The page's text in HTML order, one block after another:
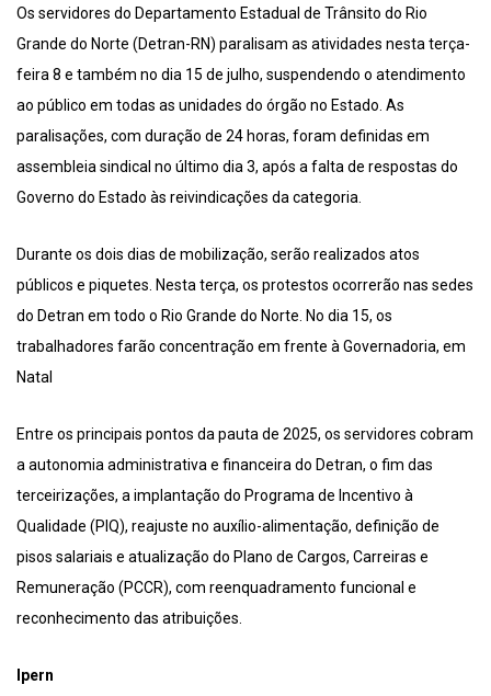
Os servidores do Departamento Estadual de Trânsito do Rio
Grande do Norte (Detran-RN) paralisam as atividades nesta terça-
feira 8 e também no dia 15 de julho, suspendendo o atendimento
ao público em todas as unidades do órgão no Estado. As
paralisações, com duração de 24 horas, foram definidas em
assembleia sindical no último dia 3, após a falta de respostas do
Governo do Estado às reivindicações da categoria.
Durante os dois dias de mobilização, serão realizados atos
públicos e piquetes. Nesta terça, os protestos ocorrerão nas sedes
do Detran em todo o Rio Grande do Norte. No dia 15, os
trabalhadores farão concentração em frente à Governadoria, em
Natal
Entre os principais pontos da pauta de 2025, os servidores cobram
a autonomia administrativa e financeira do Detran, o fim das
terceirizações, a implantação do Programa de Incentivo à
Qualidade (PIQ), reajuste no auxílio-alimentação, definição de
pisos salariais e atualização do Plano de Cargos, Carreiras e
Remuneração (PCCR), com reenquadramento funcional e
reconhecimento das atribuições.
Ipern